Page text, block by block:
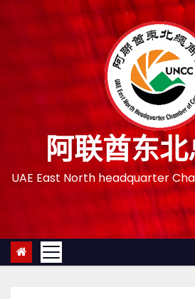
阿联酋东
UAE East North headquarter